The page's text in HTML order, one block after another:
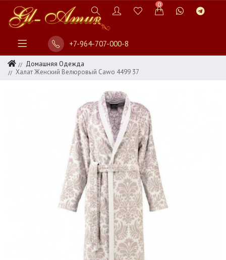
0
+7-964-707-000-8
Домашняя Одежда
Халат Женский Велюровый Cawo 4499 37